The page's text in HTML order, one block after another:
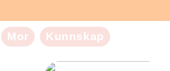
Mor Kunnskap